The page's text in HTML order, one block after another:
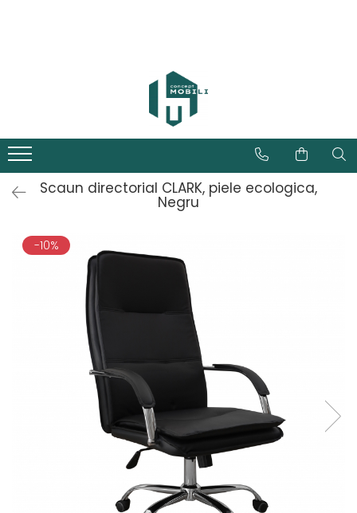
Scaun directorial CLARK, piele ecologica,
Negru
-10%